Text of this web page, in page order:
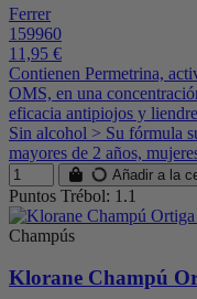
Ferrer
159960
11,95 €
Contienen Permetrina,
OMS, en una
eficacia antipiojos y
Sin alcohol > Su fórmula
mayores de 2 años,
Añadir a la
Puntos Trébol: 1.1
Champús
Klorane Champú